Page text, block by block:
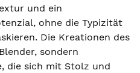
und ein
ohne die Typizität
Die Kreationen des
sondern
die sich mit Stolz und